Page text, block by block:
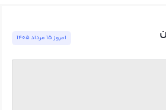
امروز ١٥ مرداد ١٤٠٥